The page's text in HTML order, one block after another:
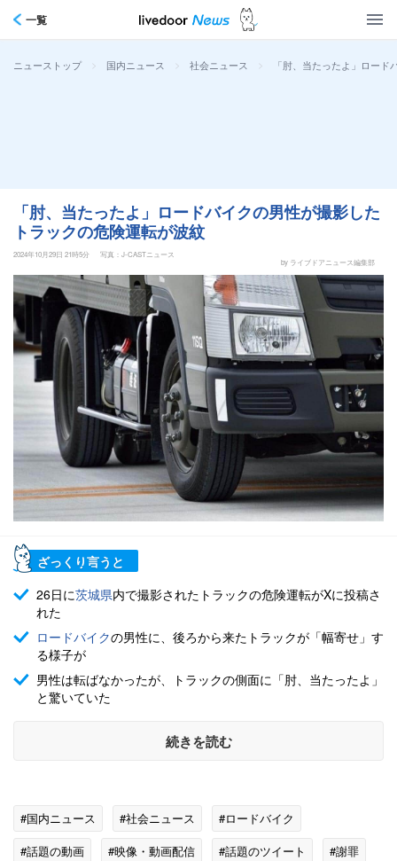
一覧
ニューストップ > 国内ニュース > 社会ニュース > 「肘、当たったよ」ロー
「肘、当たったよ」ロードバイクの男性が撮影した
トラックの危険運転が波紋
2024年10月29日 21時5分
写真：J-CASTニュース
by ライブドアニュース編集部
ざっくり言うと
26日に茨城県内で撮影されたトラックの危険運転がXに投稿さ
れた
ロードバイクの男性に、後ろから来たトラックが「幅寄せ」す
る様子が
男性は転ばなかったが、トラックの側面に「肘、当たったよ」
と驚いていた
続きを読む
#国内ニュース #社会ニュース
#ロードバイク
#話題の動画
#映像・動画配信 #話題のツイート
#謝罪